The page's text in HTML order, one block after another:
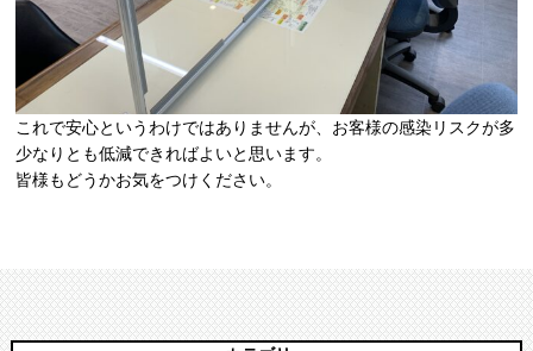
これで安心というわけではありませんが、お客様の感染リスクが多
少なりとも低減できればよいと思います。
皆様もどうかお気をつけください。